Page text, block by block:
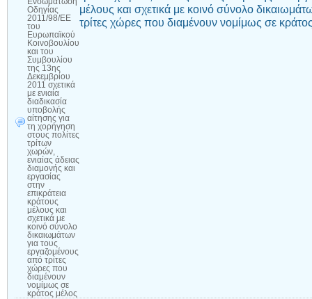
Οδηγίας
2011/98/ΕΕ
του
Ευρωπαϊκού
Κοινοβουλίου
και του
Συμβουλίου
της 13ης
Δεκεμβρίου
2011 σχετικά
με ενιαία
διαδικασία
υποβολής
αίτησης για
τη χορήγηση
στους πολίτες
τρίτων
χωρών,
ενιαίας άδειας
διαμονής και
εργασίας
στην
επικράτεια
κράτους
μέλους και
σχετικά με
κοινό σύνολο
δικαιωμάτων
για τους
εργαζομένους
από τρίτες
χώρες που
διαμένουν
νομίμως σε
κράτος μέλος
μέλους και σχετικά με κοινό σύνολο
τρίτες χώρες που διαμένουν νομίμως σε